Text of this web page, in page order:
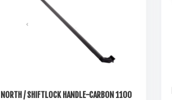
NORTH / SHIFTLOCK HANDLE-CARBON 1100